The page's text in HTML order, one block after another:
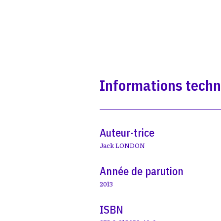
Informations
Auteur·trice
Jack LONDON
Année de parution
2013
ISBN